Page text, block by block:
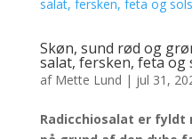
Skøn, sund rød og
salat, fersken, feta og
af Mette Lund | jul 31,
Radicchiosalat er